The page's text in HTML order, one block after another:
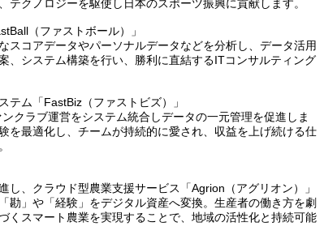
テクノロジーを駆使し日本のスポーツ振興に貢献します。
（ファストボール）」
スコアデータやパーソナルデータなどを分析し、データ活用
、システム構築を行い、勝利に直結するITコンサルティング
テム「FastBiz（ファストビズ）」
クラブ運営をシステム統合しデータの一元管理を促進しま
を最適化し、チームが持続的に愛され、収益を上げ続ける仕
し、クラウド型農業支援サービス「Agrion（アグリオン）」
勘」や「経験」をデジタル資産へ変換。生産者の働き方を劇
くスマート農業を実現することで、地域の活性化と持続可能